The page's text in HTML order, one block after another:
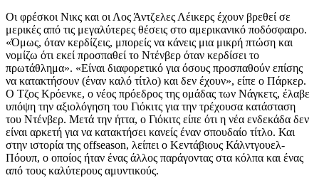
Οι φρέσκοι Νικς και οι Λος Άντζελες Λέικερς έχουν βρεθεί σε
μερικές από τις μεγαλύτερες θέσεις στο αμερικανικό ποδόσφαιρο.
«Όμως, όταν κερδίζεις, μπορείς να κάνεις μια μικρή πτώση και
νομίζω ότι εκεί προσπαθεί το Ντένβερ όταν κερδίσει το
πρωτάθλημα». «Είναι διαφορετικό για όσους προσπαθούν επίσης
να κατακτήσουν (έναν καλό τίτλο) και δεν έχουν», είπε ο Πάρκερ.
Ο Τζος Κρόενκε, ο νέος πρόεδρος της ομάδας των Νάγκετς, έλαβε
υπόψη την αξιολόγηση του Γιόκιτς για την τρέχουσα κατάσταση
του Ντένβερ. Μετά την ήττα, ο Γιόκιτς είπε ότι η νέα ενδεκάδα δεν
είναι αρκετή για να κατακτήσει κανείς έναν σπουδαίο τίτλο. Και
στην ιστορία της offseason, λείπει ο Κεντάβιους Κάλντγουελ-
Πόουπ, ο οποίος ήταν ένας άλλος παράγοντας στα κόλπα και ένας
από τους καλύτερους αμυντικούς.